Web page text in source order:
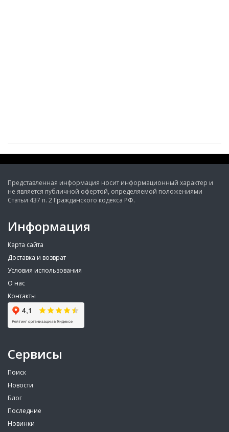
Представленная информация носит информационный характер и
не является публичной офертой, определяемой положениями
Статьи 437 п. 2 Гражданского кодекса РФ.
Информация
Карта сайта
Доставка и возврат
Условия использования
О нас
Контакты
Сервисы
Поиск
Новости
Блог
Последние
Новинки